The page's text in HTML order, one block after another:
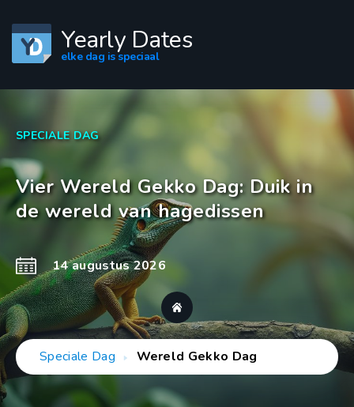
Yearly Dates
elke dag is speciaal
SPECIALE DAG
Vier Wereld Gekko Dag: Duik in
de wereld van hagedissen
14 augustus 2026
Speciale Dag Wereld Gekko Dag